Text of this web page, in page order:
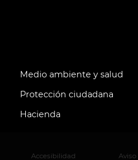
Medio ambiente y salud
Protección ciudadana
Hacienda
Accesibilidad Aviso